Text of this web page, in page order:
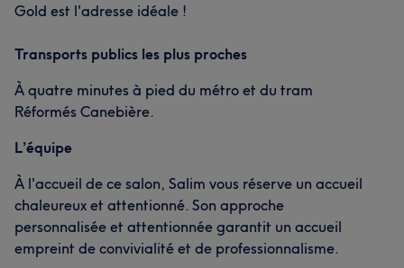
Gold est l'adresse idéale !
Transports publics les plus proches
À quatre minutes à pied du métro et du tram
Réformés Canebière.
L’équipe
À l'accueil de ce salon, Salim vous réserve un accueil
chaleureux et attentionné. Son approche
personnalisée et attentionnée garantit un accueil
empreint de convivialité et de professionnalisme.